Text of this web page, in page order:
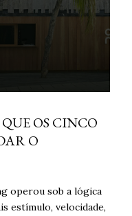
OS CINCO
O
operou sob a lógica
estímulo, velocidade,